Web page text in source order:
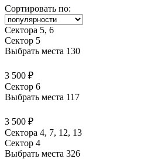
Сортировать по:
Сектора 5, 6
Сектор 5
Выбрать места 130
3 500 ₽
Сектор 6
Выбрать места 117
3 500 ₽
Сектора 4, 7, 12, 13
Сектор 4
Выбрать места 326